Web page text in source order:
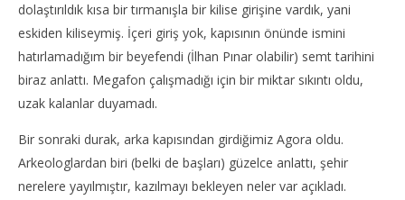
dolaştırıldık kısa bir tırmanışla bir kilise girişine vardık, yani
eskiden kiliseymiş. İçeri giriş yok, kapısının önünde ismini
hatırlamadığım bir beyefendi (İlhan Pınar olabilir) semt tarihini
biraz anlattı. Megafon çalışmadığı için bir miktar sıkıntı oldu,
uzak kalanlar duyamadı.
Bir sonraki durak, arka kapısından girdiğimiz Agora oldu.
Arkeologlardan biri (belki de başları) güzelce anlattı, şehir
nerelere yayılmıştır, kazılmayı bekleyen neler var açıkladı.